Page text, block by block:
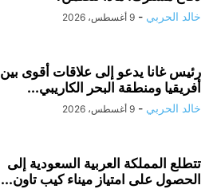
خالد الحربي - 9 أغسطس، 2026
رئيس غانا يدعو إلى علاقات أقوى بين
أفريقيا ومنطقة البحر الكاريبي...
خالد الحربي - 9 أغسطس، 2026
تتطلع المملكة العربية السعودية إلى
الحصول على امتياز ميناء كيب تاون...